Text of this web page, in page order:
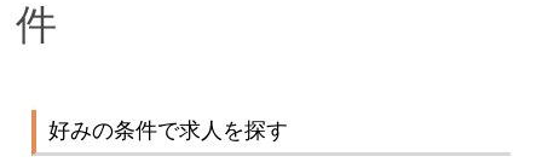
件
好みの条件で求人を探す